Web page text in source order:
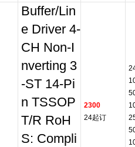
Buffer/Lin
e Driver 4-
CH Non-I
nverting 3
-ST 14-Pi
n TSSOP
T/R RoH
S: Compli
2300
24起订